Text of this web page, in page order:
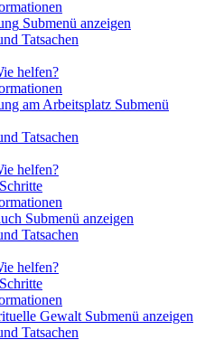
Submenü anzeigen
Tatsachen
helfen?
am Arbeitsplatz Submenü
Tatsachen
helfen?
Submenü anzeigen
Tatsachen
helfen?
Gewalt Submenü anzeigen
Tatsachen